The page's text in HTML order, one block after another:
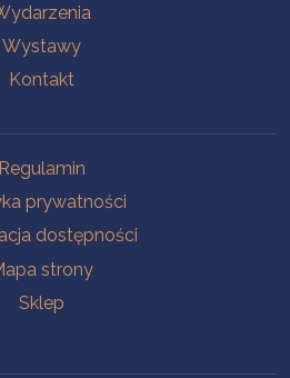
Wystawy
Kontakt
Regulamin
prywatności
dostępności
strony
Sklep